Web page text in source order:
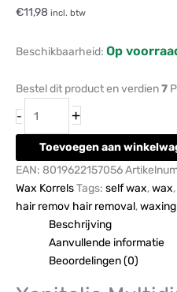
€11,98 incl. btw
Beschikbaarheid: Op
Bestel dit product en verdien7
- +
Toevoegen aan
EAN: 8019622157056
Wax KorrelsTags: self wax,wax,
hair remov hair removal,waxing
Beschrijving
Aanvullende informatie
Beoordelingen (0)